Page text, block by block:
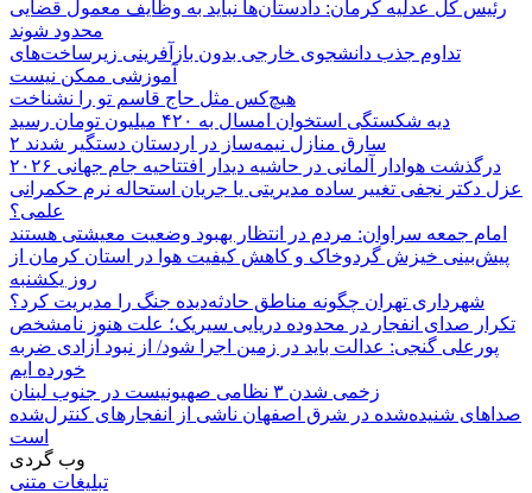
رئیس کل عدلیه کرمان: دادستان‌ها نباید به وظایف معمول قضایی
محدود شوند
تداوم جذب دانشجوی خارجی بدون بازآفرینی زیرساخت‌های
آموزشی ممکن نیست
هیچ‌کس مثل حاج قاسم تو را نشناخت
دیه شکستگی استخوان امسال به ۴۲۰ میلیون تومان رسید
۲ سارق منازل نیمه‌ساز در اردستان دستگیر شدند
درگذشت هوادار آلمانی در حاشیه دیدار افتتاحیه جام جهانی ۲۰۲۶
عزل دکتر نجفی تغییر ساده مدیریتی یا جریان استحاله نرم حکمرانی
علمی؟
امام جمعه سراوان: مردم در انتظار بهبود وضعیت معیشتی هستند
پیش‌بینی خیزش گردوخاک و کاهش کیفیت هوا در استان کرمان از
روز یکشنبه
شهرداری تهران چگونه مناطق حادثه‌دیده جنگ را مدیریت کرد؟
تکرار صدای انفجار در محدوده دریایی سیریک؛ علت هنوز نامشخص
پورعلی گنجی: عدالت باید در زمین اجرا شود/ از نبود آزادی ضربه
خورده ایم
زخمی شدن ۳ نظامی صهیونیست در جنوب لبنان
صداهای شنیده‌شده در شرق اصفهان ناشی از انفجارهای کنترل‌شده
است
وب گردی
تبلیغات متنی